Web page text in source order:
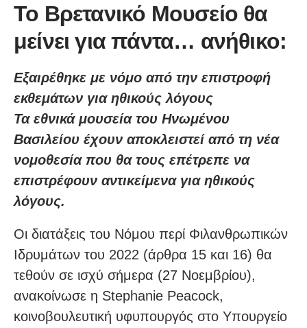
Το Βρετανικό Μουσείο θα
μείνει για πάντα… ανήθικο:
Εξαιρέθηκε με νόμο από την επιστροφή
εκθεμάτων για ηθικούς λόγους
Τα εθνικά μουσεία του Ηνωμένου
Βασιλείου έχουν αποκλειστεί από τη νέα
νομοθεσία που θα τους επέτρεπε να
επιστρέφουν αντικείμενα για ηθικούς
λόγους.
Οι διατάξεις του Νόμου περί Φιλανθρωπικών
Ιδρυμάτων του 2022 (άρθρα 15 και 16) θα
τεθούν σε ισχύ σήμερα (27 Νοεμβρίου),
ανακοίνωσε η Stephanie Peacock,
κοινοβουλευτική υφυπουργός στο Υπουργείο